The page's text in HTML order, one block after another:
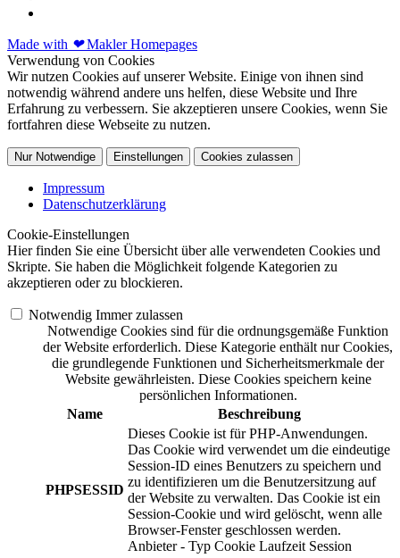
Made with ❤Makler Homepages
Verwendung von Cookies
Wir nutzen Cookies auf unserer Website. Einige von ihnen sind
notwendig während andere uns helfen, diese Website und Ihre
Erfahrung zu verbessern. Sie akzeptieren unsere Cookies, wenn Sie
fortfahren diese Webseite zu nutzen.
Nur Notwendige Einstellungen Cookies zulassen
Impressum
Datenschutzerklärung
Cookie-Einstellungen
Hier finden Sie eine Übersicht über alle verwendeten Cookies und
Skripte. Sie haben die Möglichkeit folgende Kategorien zu
akzeptieren oder zu blockieren.
Notwendig Immer zulassen
Notwendige Cookies sind für die ordnungsgemäße Funktion
der Website erforderlich. Diese Kategorie enthält nur Cookies,
die grundlegende Funktionen und Sicherheitsmerkmale der
Website gewährleisten. Diese Cookies speichern keine
persönlichen Informationen.
Name
Beschreibung
PHPSESSID
Dieses Cookie ist für PHP-Anwendungen.
Das Cookie wird verwendet um die eindeutige
Session-ID eines Benutzers zu speichern und
zu identifizieren um die Benutzersitzung auf
der Website zu verwalten. Das Cookie ist ein
Session-Cookie und wird gelöscht, wenn alle
Browser-Fenster geschlossen werden.
Anbieter - Typ Cookie Laufzeit Session